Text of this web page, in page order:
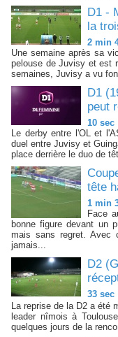
D1 -
la
2 min
Une semaine après sa
pelouse de Juvisy et est
semaines, Juvisy a vu
D1
peut
10 sec
Le derby entre l'OL et
duel entre Juvisy et
place derrière le duo de
tête
1 min
Face
bonne figure devant un
mais sans regret. Avec
jamais...
D2
33 sec
La reprise de la D2 a été
leader nîmois à
quelques jours de la